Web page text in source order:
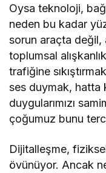
Oysa teknoloji,
neden bu kadar
sorun araçta değil,
toplumsal
trafiğine
ses duymak, hatta
duygularımızı
çoğumuz bunu
Dijitalleşme,
övünüyor. Ancak